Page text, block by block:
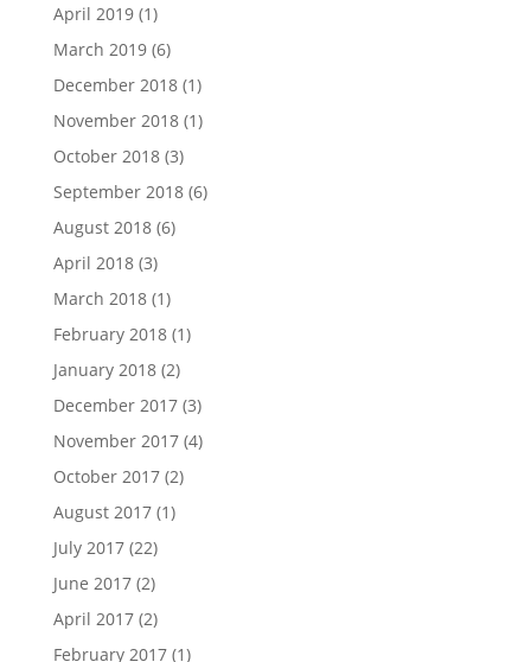
April 2019(1)
March 2019(6)
December 2018(1)
November 2018(1)
October 2018(3)
September 2018(6)
August 2018(6)
April 2018(3)
March 2018(1)
February 2018(1)
January 2018(2)
December 2017(3)
November 2017(4)
October 2017(2)
August 2017(1)
July 2017(22)
June 2017(2)
April 2017(2)
February 2017(1)